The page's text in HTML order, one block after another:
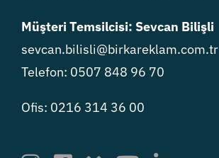
Müşteri Temsilcisi: Sevcan Bilişli
sevcan.bilisli@birkareklam.com.tr
Telefon: 0507 848 96 70
Ofis: 0216 314 36 00